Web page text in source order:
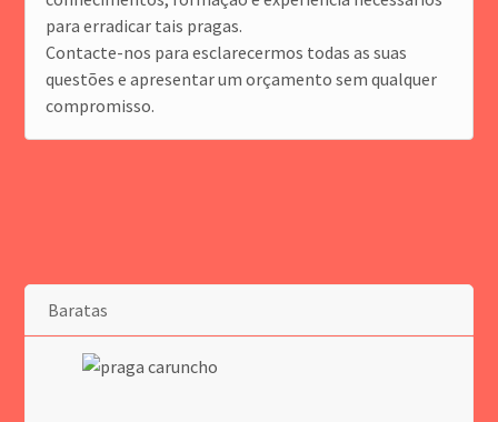
para erradicar tais pragas.
Contacte-nos para esclarecermos todas as suas
questões e apresentar um orçamento sem qualquer
compromisso.
Baratas